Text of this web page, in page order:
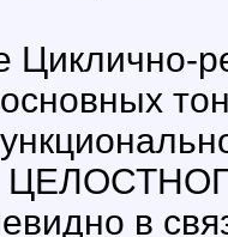
Циклично-
основных
в